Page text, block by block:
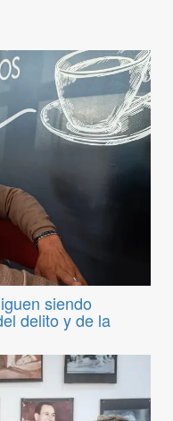
siendo
delito y de la